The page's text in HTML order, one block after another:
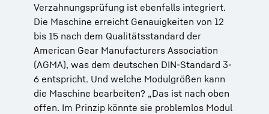
Verzahnungsprüfung ist ebenfalls integriert.
Die Maschine erreicht Genauigkeiten von 12
bis 15 nach dem Qualitätsstandard der
American Gear Manufacturers Association
(AGMA), was dem deutschen DIN-Standard 3-
6 entspricht. Und welche Modulgrößen kann
die Maschine bearbeiten? „Das ist nach oben
offen. Im Prinzip könnte sie problemlos Modul